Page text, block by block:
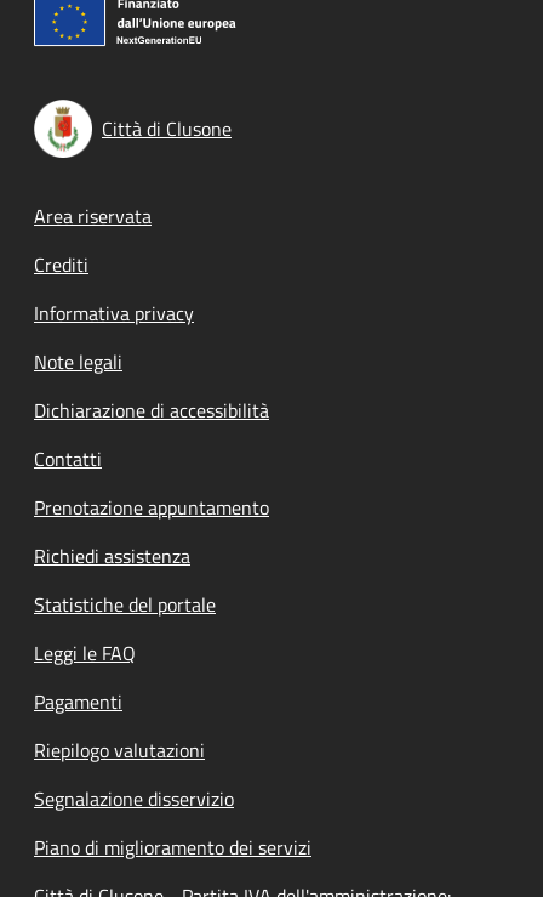
Città di Clusone
Footer menu
Area riservata
Crediti
Informativa privacy
Note legali
Dichiarazione di accessibilità
Contatti
Prenotazione appuntamento
Richiedi assistenza
Statistiche del portale
Leggi le FAQ
Pagamenti
Riepilogo valutazioni
Segnalazione disservizio
Piano di miglioramento dei servizi